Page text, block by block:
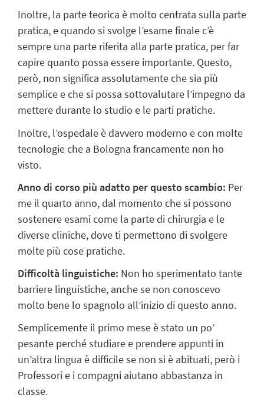
Inoltre, la parte teorica è molto centrata sulla parte
pratica, e quando si svolge l’esame finale c’è
sempre una parte riferita alla parte pratica, per far
capire quanto possa essere importante. Questo,
però, non significa assolutamente che sia più
semplice e che si possa sottovalutare l’impegno da
mettere durante lo studio e le parti pratiche.
Inoltre, l’ospedale è davvero moderno e con molte
tecnologie che a Bologna francamente non ho
visto.
Anno di corso più adatto per questo scambio: Per
me il quarto anno, dal momento che si possono
sostenere esami come la parte di chirurgia e le
diverse cliniche, dove ti permettono di svolgere
molte più cose pratiche.
Difficoltà linguistiche: Non ho sperimentato tante
barriere linguistiche, anche se non conoscevo
molto bene lo spagnolo all’inizio di questo anno.
Semplicemente il primo mese è stato un po’
pesante perché studiare e prendere appunti in
un’altra lingua è difficile se non si è abituati, però i
Professori e i compagni aiutano abbastanza in
classe.